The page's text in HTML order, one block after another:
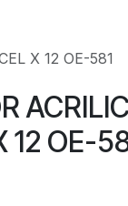
X 12 OE-581
12 OE-